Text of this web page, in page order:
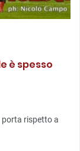
è spesso
porta rispetto a